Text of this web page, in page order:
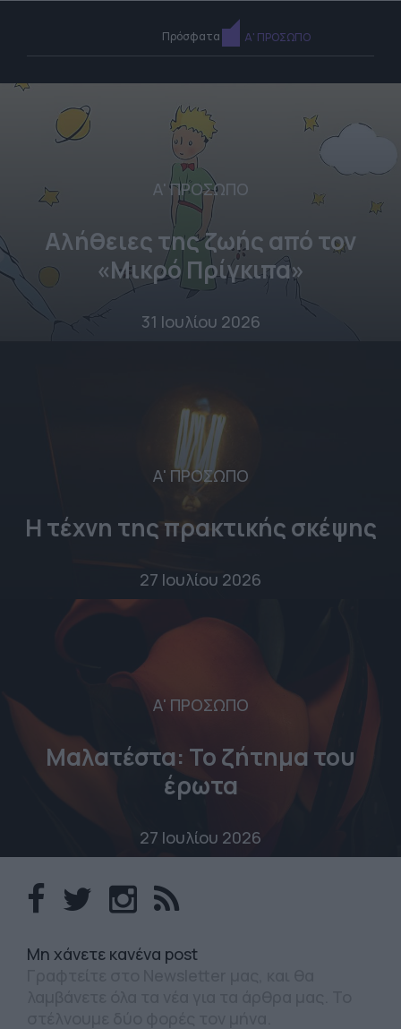
Πρόσφατα Α' ΠΡΟΣΩΠΟ
Α' ΠΡΟΣΩΠΟ
Αλήθειες της ζωής από τον
«Μικρό Πρίγκιπα»
31 Ιουλίου 2026
Α' ΠΡΟΣΩΠΟ
Η τέχνη της πρακτικής σκέψης
27 Ιουλίου 2026
Α' ΠΡΟΣΩΠΟ
Μαλατέστα: Το ζήτημα του
έρωτα
27 Ιουλίου 2026
Mη χάνετε κανένα post